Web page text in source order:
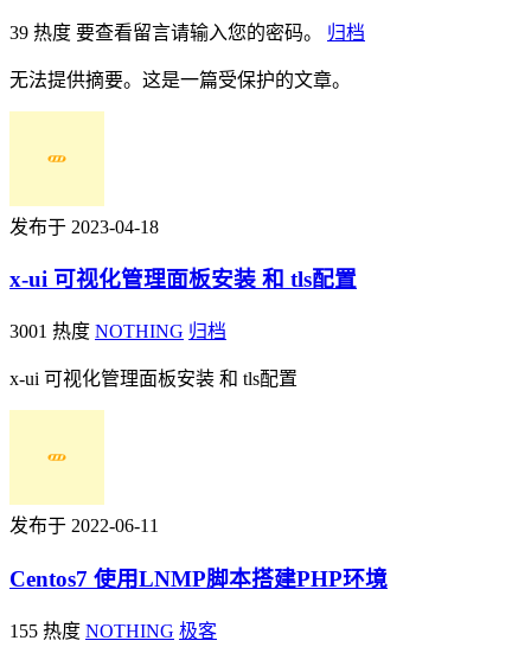
39 热度 要查看留言请输入您的密码。 归档
无法提供摘要。这是一篇受保护的文章。
发布于 2023-04-18
x-ui 可视化管理面板安装 和 tls配置
3001 热度 NOTHING 归档
x-ui 可视化管理面板安装 和 tls配置
发布于 2022-06-11
Centos7 使用LNMP脚本搭建PHP环境
155 热度 NOTHING 极客